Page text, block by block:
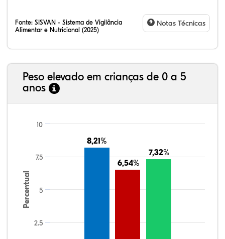
Fonte: SISVAN - Sistema de Vigilância
Alimentar e Nutricional (2025)
Notas Técnicas
Peso elevado em crianças de 0 a 5
anos
Percentual
8,21%
8,21%
6,54%
6,54%
7,32%
7,32%
2.5
5
7.5
10